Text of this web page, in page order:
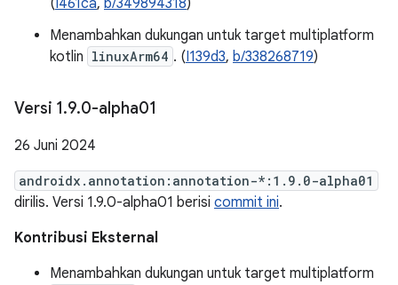
(I461ca, b/349894318)
Menambahkan dukungan untuk target multiplatform
kotlin linuxArm64 . (I139d3, b/338268719)
Versi 1.9.0-alpha01
26 Juni 2024
androidx.annotation:annotation-*:1.9.0-alpha01
dirilis. Versi 1.9.0-alpha01 berisi commit ini.
Kontribusi Eksternal
Menambahkan dukungan untuk target multiplatform